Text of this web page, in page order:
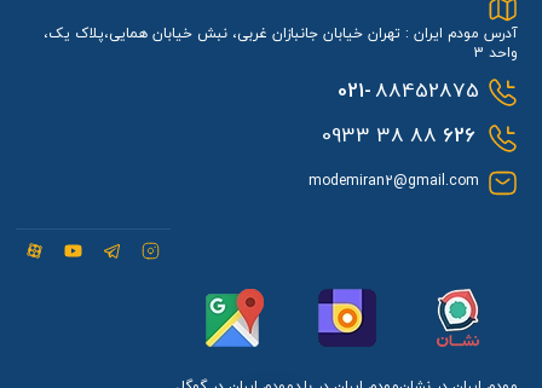
آدرس مودم ایران : تهران خیابان جانبازان غربی، نبش خیابان همایی،پلاک یک،
واحد 3
021-88452875
626
88 38 0933
modemiran2@gmail.com